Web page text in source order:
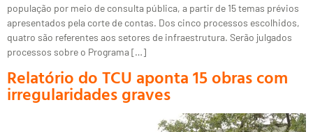
população por meio de consulta pública, a partir de 15 temas prévios
apresentados pela corte de contas. Dos cinco processos escolhidos,
quatro são referentes aos setores de infraestrutura. Serão julgados
processos sobre o Programa […]
Relatório do TCU aponta 15 obras com
irregularidades graves